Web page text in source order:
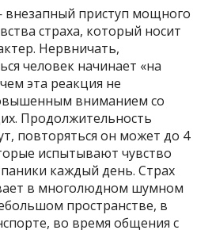
внезапный приступ мощного
страха, который носит
Нервничать,
человек начинает «на
эта реакция не
вниманием со
Продолжительность
повторяться он может до 4
испытывают чувство
каждый день. Страх
в многолюдном шумном
пространстве, в
во время общения с